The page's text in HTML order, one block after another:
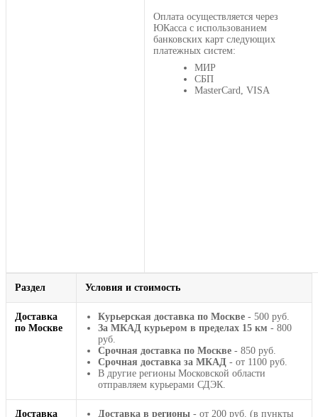
Оплата осуществляется через
ЮКасса с использованием
банковских карт следующих
платежных систем:
МИР
СБП
MasterCard, VISA
Раздел Условия и стоимость
Доставка
по Москве
Курьерская доставка по Москве - 500 руб.
За МКАД курьером в пределах 15 км - 800
руб.
Срочная доставка по Москве - 850 руб.
Срочная доставка за МКАД - от 1100 руб.
В другие регионы Московской области
отправляем курьерами СДЭК.
Доставка
Доставка в регионы - от 200 руб. (в пункты